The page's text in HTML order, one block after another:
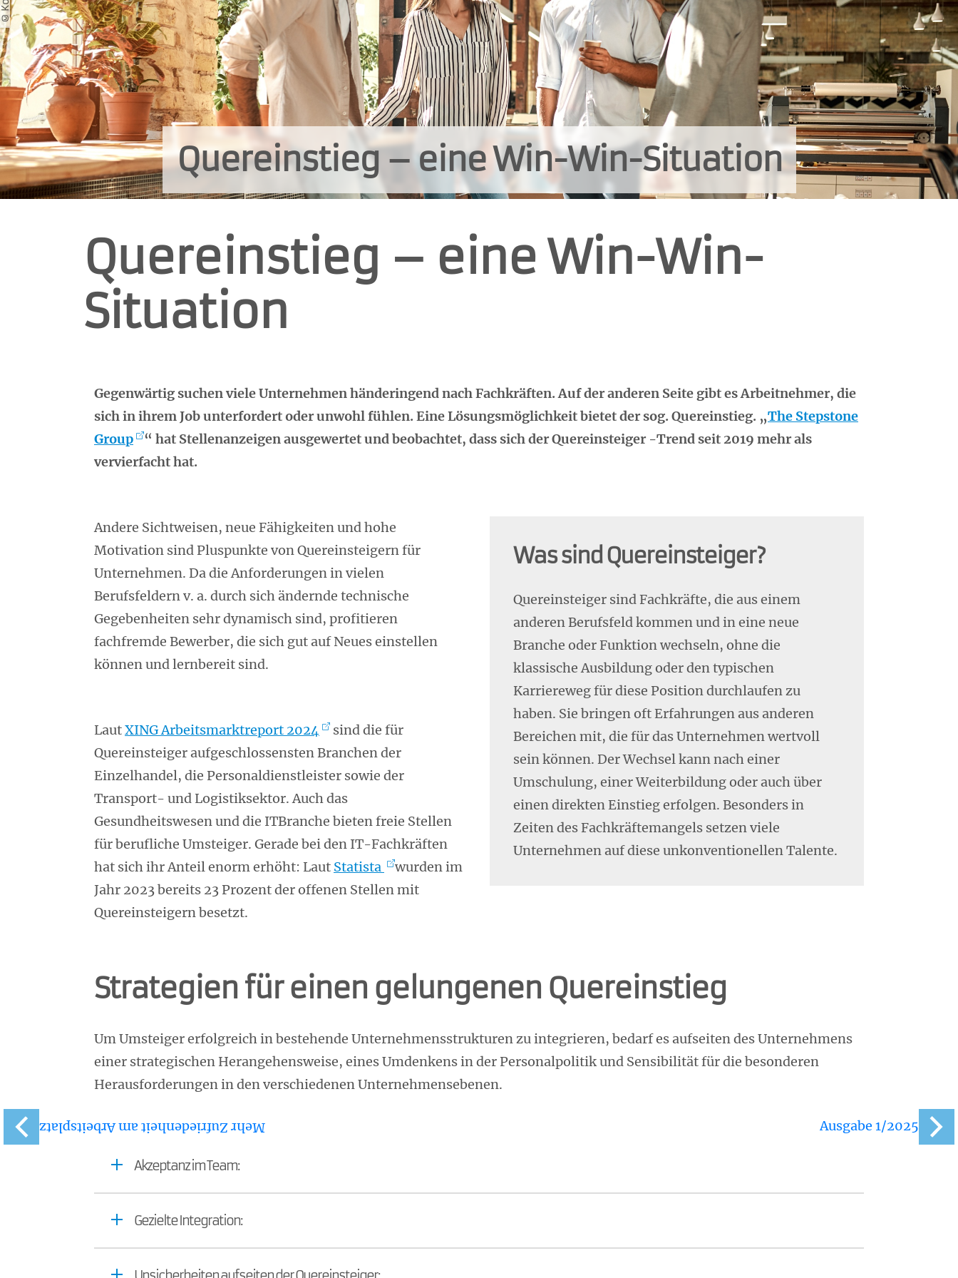
Quereinstieg – eine Win-Win-Situation
Quereinstieg – eine Win-Win-
Situation
Gegenwärtig suchen viele Unternehmen händeringend nach Fachkräften. Auf der anderen Seite gibt es Arbeitnehmer, die
sich in ihrem Job unterfordert oder unwohl fühlen. Eine Lösungsmöglichkeit bietet der sog. Quereinstieg. „The Stepstone
Group
“ hat Stellenanzeigen ausgewertet und beobachtet, dass sich der Quereinsteiger -Trend seit 2019 mehr als
vervierfacht hat.
Andere Sichtweisen, neue Fähigkeiten und hohe
Motivation sind Pluspunkte von Quereinsteigern für
Unternehmen. Da die Anforderungen in vielen
Berufsfeldern v. a. durch sich ändernde technische
Gegebenheiten sehr dynamisch sind, profitieren
fachfremde Bewerber, die sich gut auf Neues einstellen
können und lernbereit sind.
LautXING Arbeitsmarktreport 2024
sind die für
Quereinsteiger aufgeschlossensten Branchen der
Einzelhandel, die Personaldienstleister sowie der
Transport- und Logistiksektor. Auch das
Gesundheitswesen und die ITBranche bieten freie Stellen
für berufliche Umsteiger. Gerade bei den IT-Fachkräften
hat sich ihr Anteil enorm erhöht: Laut Statista
wurden im
Jahr 2023 bereits 23 Prozent der offenen Stellen mit
Quereinsteigern besetzt.
Was sind Quereinsteiger?
Quereinsteiger sind Fachkräfte, die aus einem
anderen Berufsfeld kommen und in eine neue
Branche oder Funktion wechseln, ohne die
klassische Ausbildung oder den typischen
Karriereweg für diese Position durchlaufen zu
haben. Sie bringen oft Erfahrungen aus anderen
Bereichen mit, die für das Unternehmen wertvoll
sein können. Der Wechsel kann nach einer
Umschulung, einer Weiterbildung oder auch über
einen direkten Einstieg erfolgen. Besonders in
Zeiten des Fachkräftemangels setzen viele
Unternehmen auf diese unkonventionellen Talente.
Strategien für einen gelungenen Quereinstieg
Um Umsteiger erfolgreich in bestehende Unternehmensstrukturen zu integrieren, bedarf es aufseiten des Unternehmens
einer strategischen Herangehensweise, eines Umdenkens in der Personalpolitik und Sensibilität für die besonderen
Herausforderungen in den verschiedenen Unternehmensebenen.
Akzeptanz im Team:
Gezielte Integration:
Mehr Zufriedenheit am Arbeitsplatz Ausgabe 1/2025